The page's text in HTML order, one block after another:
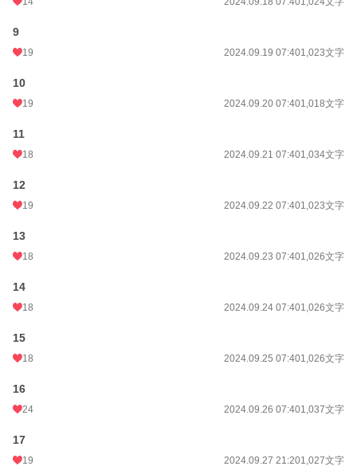
9
19 2024.09.19 07:401,023文字
10
19 2024.09.20 07:401,018文字
11
18 2024.09.21 07:401,034文字
12
19 2024.09.22 07:401,023文字
13
18 2024.09.23 07:401,026文字
14
18 2024.09.24 07:401,026文字
15
18 2024.09.25 07:401,026文字
16
24 2024.09.26 07:401,037文字
17
19 2024.09.27 21:201,027文字